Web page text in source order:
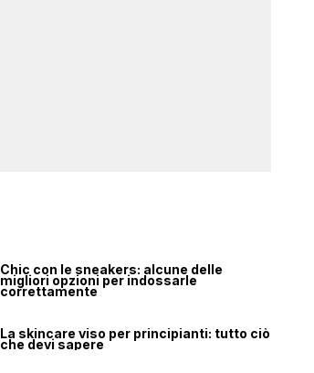
Chic con le sneakers: alcune delle
migliori opzioni per indossarle
correttamente
La skincare viso per principianti: tutto ciò
che devi sapere